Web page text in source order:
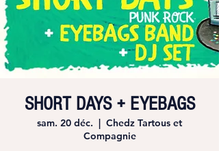
SHORT DAYS + EYEBAGS
sam. 20 déc.
  |
Chedz Tartous et
Compagnie